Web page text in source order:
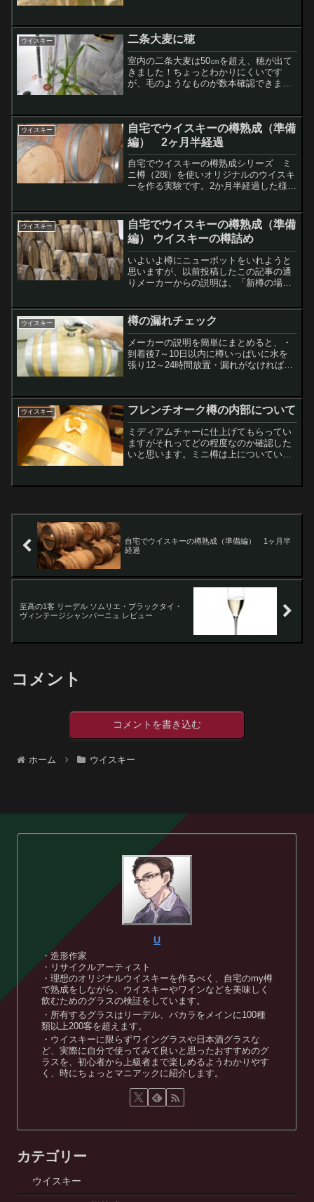
を入れました。左が六条大麦で右が二条
大麦です。断面はこんな感...
ウイスキー 二条大麦に穂
室内の二条大麦は50㎝を超え、穂が出て
きました！ちょっとわかりにくいです
が、毛のようなものが数本確認できま
ためでしょうか。≪前
へ
...
ウイスキー
自宅でウイスキーの樽熟成（準備
編） 2ヶ月半経過
自宅でウイスキーの樽熟成シリーズ ミ
ニ樽（28ℓ）を使いオリジナルのウイスキ
ーを作る実験です。2か月半経過した様子
ウイスキー
自宅でウイスキーの樽熟成（準備
編） ウイスキーの樽詰め
いよいよ樽にニューポットをいれようと
思いますが、以前投稿したこの記事の通
りメーカーからの説明は、「新樽の場
しっかりつきますので、使い始めは早め
に味わいを確認していただきお楽しみく
ださい。使って頂く間...
ウイスキー 樽の漏れチェック
メーカーの説明を簡単にまとめると、・
到着後7～10日以内に樽いっぱいに水を
張り12～24時間放置・漏れがなければ逆
最低1割、最大9.5割漏れてもいいように
風呂場に...
ウイスキー フレンチオーク樽の内部について
ミディアムチャーに仕上げてもらってい
ますがそれってどの程度なのか確認した
いと思います。ミニ樽は上についている
しましたが、大きな樽は「ボウン！」と
自宅でウイスキーの樽熟成（準備編） 1ヶ月半
経過
至高の1客 リーデル ソムリエ・ブラックタイ・
ヴィンテージシャンパーニュ レビュー
コメント
コメントを書き込む
ホーム ウイスキー
U
・造形作家
・リサイクルアーティスト
・理想のオリジナルウイスキーを作るべく、自宅のmy樽
で熟成をしながら、ウイスキーやワインなどを美味しく
飲むためのグラスの検証をしています。
・所有するグラスはリーデル、バカラをメインに100種
類以上200客を超えます。
・ウイスキーに限らずワイングラスや日本酒グラスな
ど、実際に自分で使ってみて良いと思ったおすすめのグ
ラスを、初心者から上級者まで楽しめるようわかりやす
く、時にちょっとマニアックに紹介します。
カテゴリー
ウイスキー